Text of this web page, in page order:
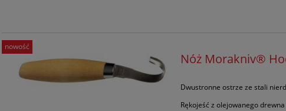
Nóż Morakniv®
Dwustronne ostrze ze stali
Rękojeść z olejowanego
nowość